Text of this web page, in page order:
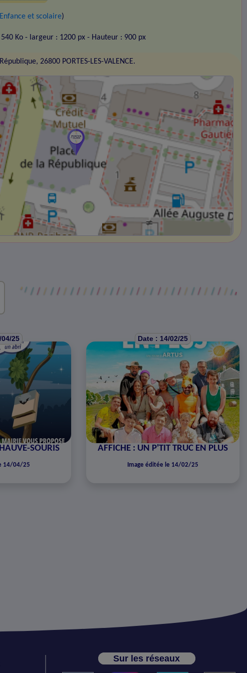
Enfance et scolaire)
Ko - largeur : 1200 px - Hauteur : 900 px
26800 PORTES-LES-VALENCE.
25
SOURIS
14/04/25
Date : 14/02/25
AFFICHE : UN P'TIT TRUC EN PLUS
Image éditée le 14/02/25
Sur les réseaux